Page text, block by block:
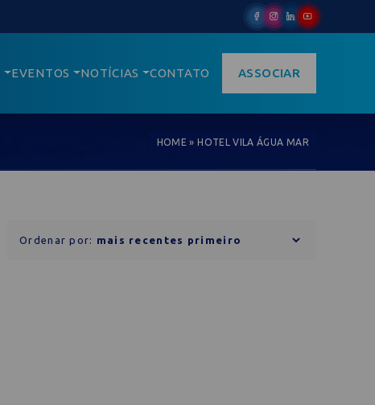
EVENTOS NOTÍCIAS CONTATO ASSOCIAR
HOME »HOTEL VILA ÁGUA MAR
Ordenar por: